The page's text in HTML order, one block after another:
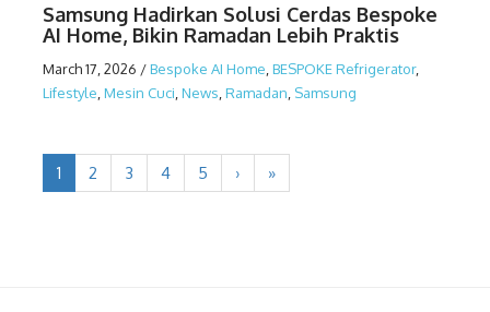
Samsung Hadirkan Solusi Cerdas Bespoke
AI Home, Bikin Ramadan Lebih Praktis
March 17, 2026 /Bespoke AI Home BESPOKE Refrigerator,
Lifestyle Mesin Cuci News Ramadan Samsung
1 2 3 4 5 › »